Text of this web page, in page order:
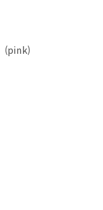
(pink)